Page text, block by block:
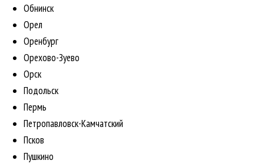
Обнинск
Орел
Оренбург
Орехово-Зуево
Орск
Подольск
Пермь
Петропавловск-Камчатский
Псков
Пушкино